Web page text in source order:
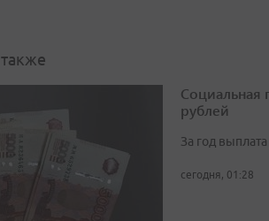
Социальная
рублей
За год
сегодня, 01:28